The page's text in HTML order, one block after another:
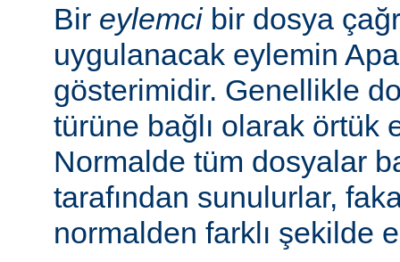
Bir eylemcibir dosya
uygulanacak eylemin
gösterimidir. Genellikle
türüne bağlı olarak örtük
Normalde tüm dosyalar
tarafından sunulurlar,
normalden farklı şekilde